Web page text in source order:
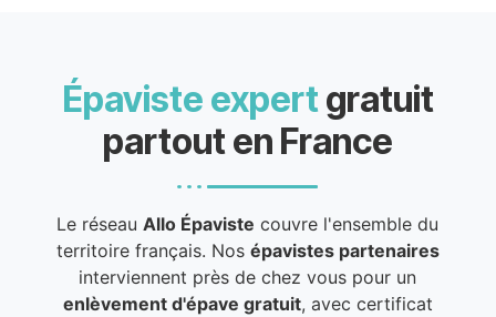
Épaviste expert gratuit
partout en France
Le réseauAllo Épaviste couvre l'ensemble du
territoire français. Nos épavistes partenaires
interviennent près de chez vous pour un
enlèvement d'épave gratuit, avec certificat